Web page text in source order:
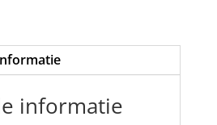
informatie